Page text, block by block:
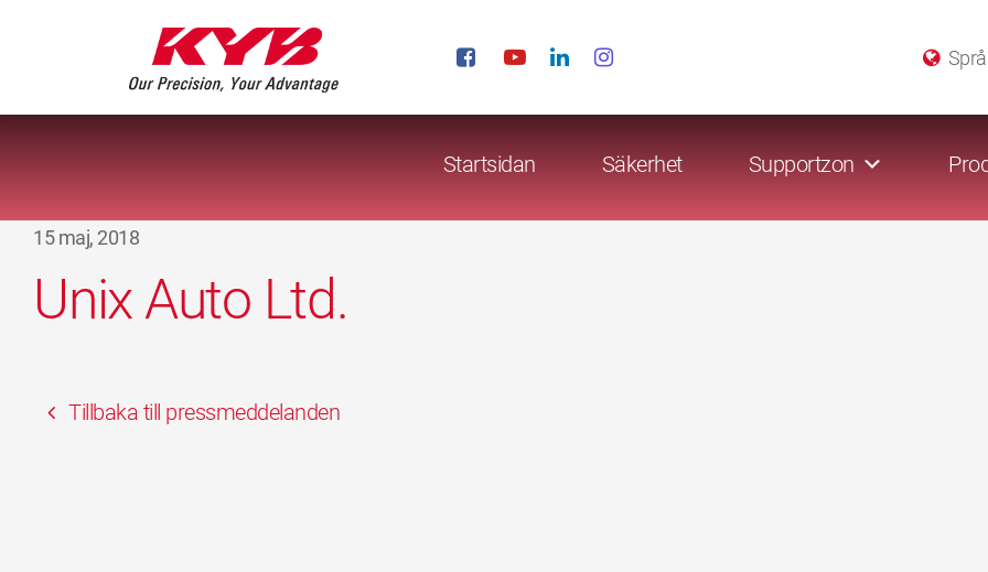
Startsidan Säkerhet Supportzon
15 maj, 2018
Unix Auto Ltd.
Tillbaka till pressmeddelanden